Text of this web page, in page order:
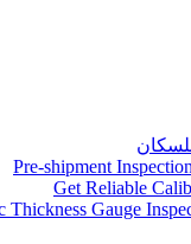
Pre-shipment
Get Reliable
Thickness Gauge